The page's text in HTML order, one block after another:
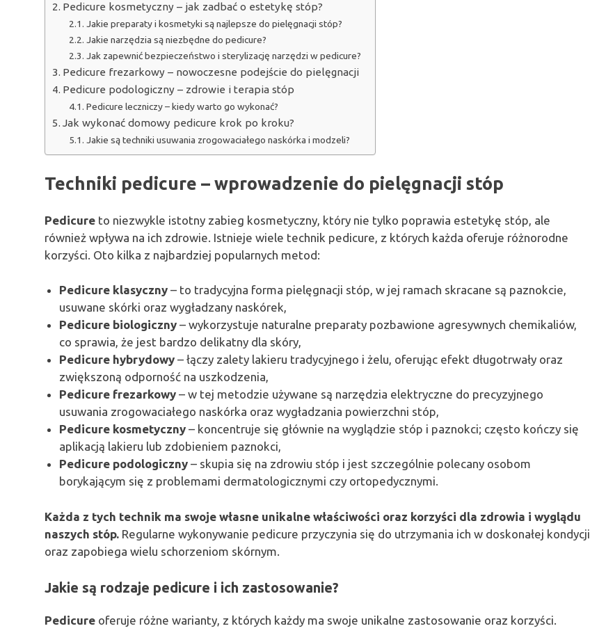
Pedicure kosmetyczny – jak zadbać o estetykę stóp?
Jakie preparaty i kosmetyki są najlepsze do pielęgnacji stóp?
Jakie narzędzia są niezbędne do pedicure?
Jak zapewnić bezpieczeństwo i sterylizację narzędzi w pedicure?
Pedicure frezarkowy – nowoczesne podejście do pielęgnacji
Pedicure podologiczny – zdrowie i terapia stóp
Pedicure leczniczy – kiedy warto go wykonać?
Jak wykonać domowy pedicure krok po kroku?
Jakie są techniki usuwania zrogowaciałego naskórka i modzeli?
Techniki pedicure – wprowadzenie do pielęgnacji stóp
Pedicure to niezwykle istotny zabieg kosmetyczny, który nie tylko poprawia estetykę stóp, ale
również wpływa na ich zdrowie. Istnieje wiele technik pedicure, z których każda oferuje różnorodne
korzyści. Oto kilka z najbardziej popularnych metod:
Pedicure klasyczny – to tradycyjna forma pielęgnacji stóp, w jej ramach skracane są paznokcie,
usuwane skórki oraz wygładzany naskórek,
Pedicure biologiczny – wykorzystuje naturalne preparaty pozbawione agresywnych chemikaliów,
co sprawia, że jest bardzo delikatny dla skóry,
Pedicure hybrydowy – łączy zalety lakieru tradycyjnego i żelu, oferując efekt długotrwały oraz
zwiększoną odporność na uszkodzenia,
Pedicure frezarkowy – w tej metodzie używane są narzędzia elektryczne do precyzyjnego
usuwania zrogowaciałego naskórka oraz wygładzania powierzchni stóp,
Pedicure kosmetyczny – koncentruje się głównie na wyglądzie stóp i paznokci; często kończy się
aplikacją lakieru lub zdobieniem paznokci,
Pedicure podologiczny – skupia się na zdrowiu stóp i jest szczególnie polecany osobom
borykającym się z problemami dermatologicznymi czy ortopedycznymi.
Każda z tych technik ma swoje własne unikalne właściwości oraz korzyści dla zdrowia i wyglądu
naszych stóp. Regularne wykonywanie pedicure przyczynia się do utrzymania ich w doskonałej kondycji
oraz zapobiega wielu schorzeniom skórnym.
Jakie są rodzaje pedicure i ich zastosowanie?
Pedicure oferuje różne warianty, z których każdy ma swoje unikalne zastosowanie oraz korzyści.